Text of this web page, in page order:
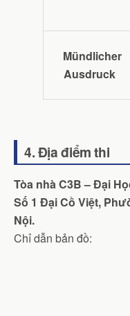
Mündlicher
Ausdruck
4. Địa điểm thi
Tòa nhà C3B – Đại
Số 1 Đại Cồ Việt,
Nội.
Chỉ dẫn bản đồ: